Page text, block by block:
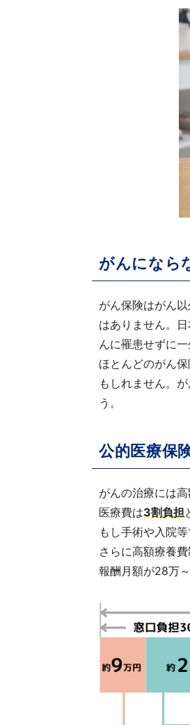
がんになら
がん保険はがん
はありません。
んに罹患せずに一
ほとんどのがん
もしれません。
う。
公的医療保
がんの治療には
医療費は3割負担
もし手術や入院
さらに高額療養
報酬月額が28万